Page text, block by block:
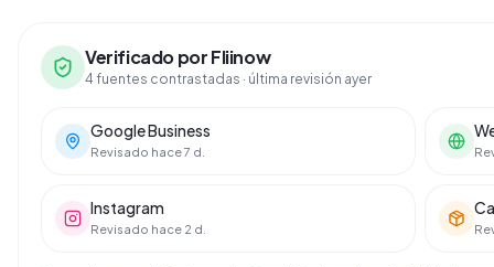
Verificado por Fliinow
4 fuentes contrastadas · última revisión ayer
Google Business
Revisado hace 7 d.
Instagram
Revisado hace 2 d.